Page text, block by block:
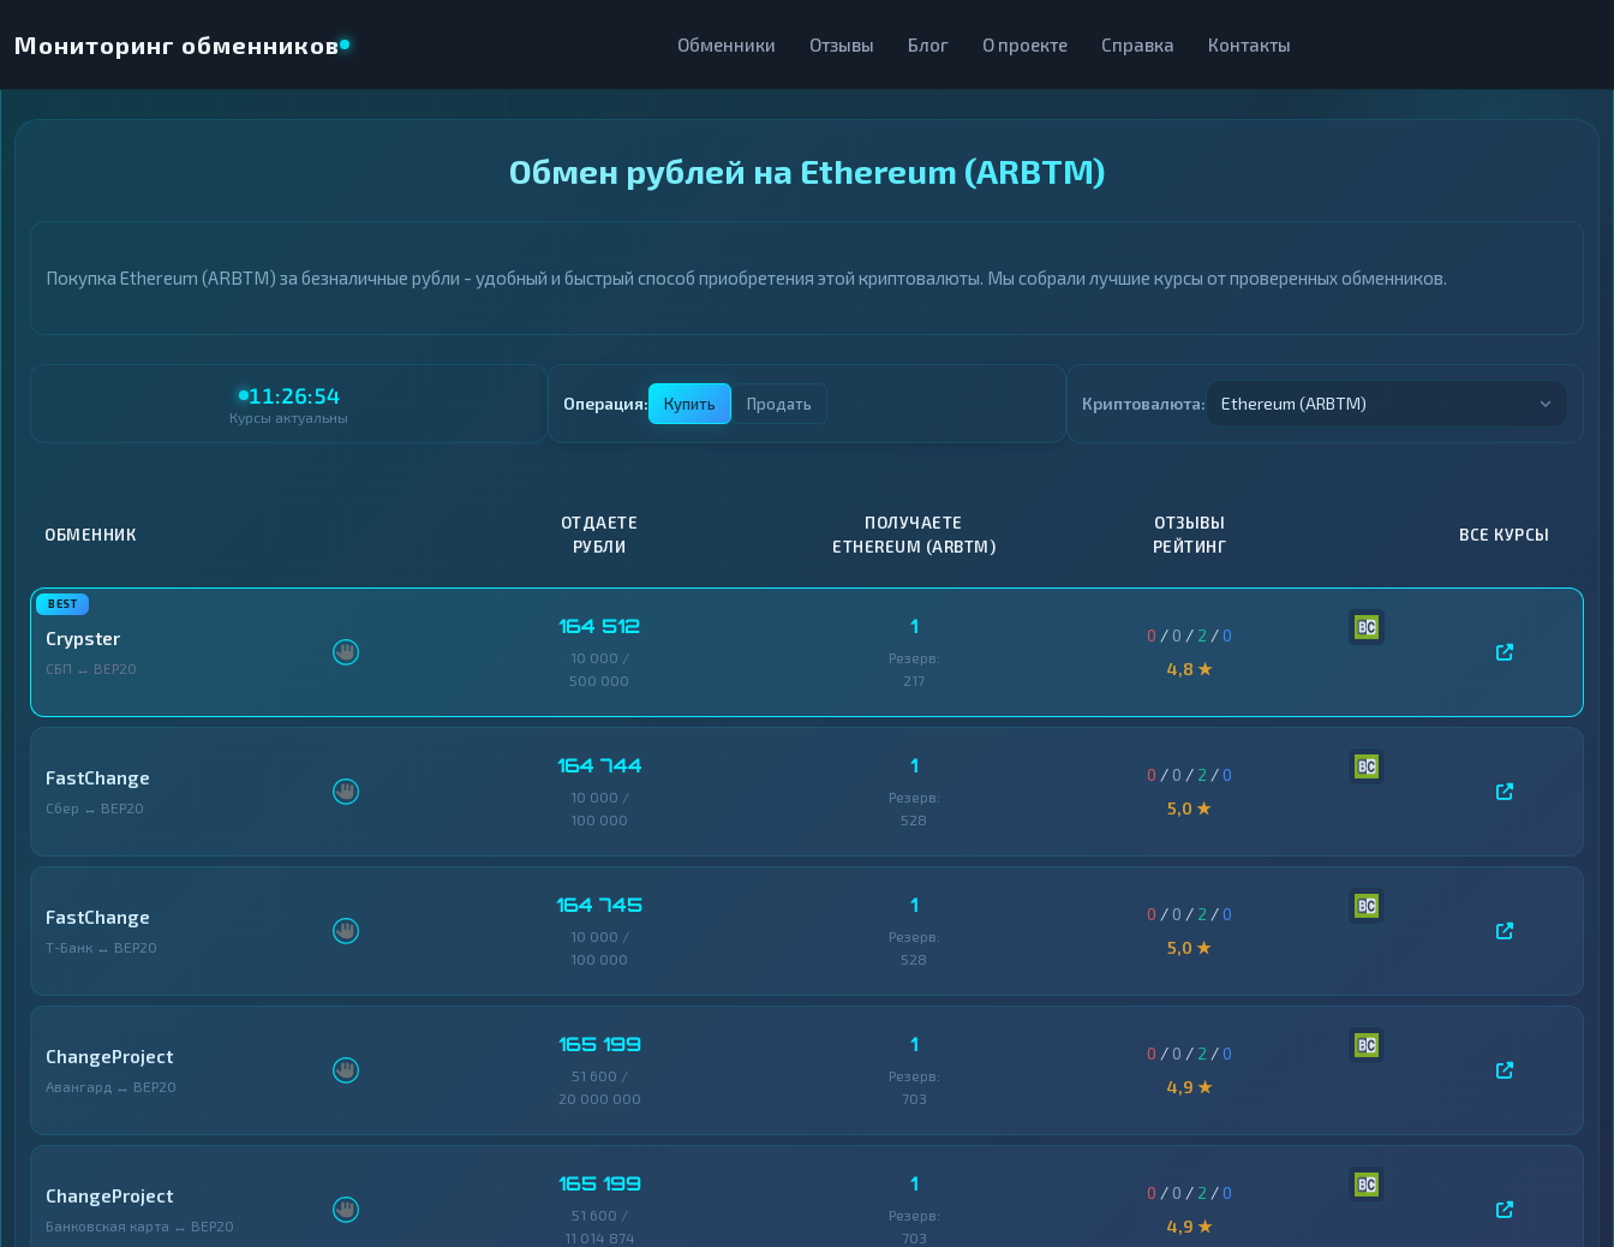
Мониторинг обменников Обменники Отзывы Блог О проекте Справка Контакты
Обмен рублей на Ethereum (ARBTM)
Покупка Ethereum (ARBTM) за безналичные рубли - удобный и быстрый способ приобретения этой криптовалюты. Мы собрали лучшие курсы от проверенных обменников.
11:26:54
Курсы актуальны
Операция: Купить Продать Криптовалюта: Ethereum (ARBTM)
ОБМЕННИК
ОТДАЕТЕ
РУБЛИ
ПОЛУЧАЕТЕ
ETHEREUM (ARBTM)
ОТЗЫВЫ
РЕЙТИНГ
ВСЕ КУРСЫ
Crypster
СБП ↔ BEP20
164 512
10 000 /
500 000
1
Резерв:
217
0 / 0 / 2 /0
4,8 ★
FastChange
Сбер ↔ BEP20
164 744
10 000 /
100 000
1
Резерв:
528
0 / 0 / 2 /0
5,0 ★
FastChange
Т-Банк ↔ BEP20
164 745
10 000 /
100 000
1
Резерв:
528
0 / 0 / 2 /0
5,0 ★
ChangeProject
Авангард ↔ BEP20
165 199
51 600 /
20 000 000
1
Резерв:
703
0 / 0 / 2 /0
4,9 ★
ChangeProject
Банковская карта ↔ BEP20
165 199
51 600 /
11 014 874
1
Резерв:
703
0 / 0 / 2 /0
4,9 ★
Электронные
Деньги
Банковские счета
Денежные
Наличные
ВСЕ РАЗДЕЛЫ
Банковские счета
Денежные
Наличные